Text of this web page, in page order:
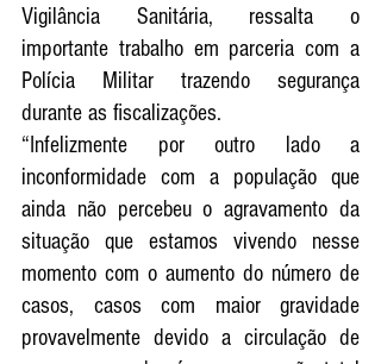
Vigilância Sanitária, ressalta o
importante trabalho em parceria com a
Polícia Militar trazendo segurança
durante as fiscalizações.
“Infelizmente por outro lado a
inconformidade com a população que
ainda não percebeu o agravamento da
situação que estamos vivendo nesse
momento com o aumento do número de
casos, casos com maior gravidade
provavelmente devido a circulação de